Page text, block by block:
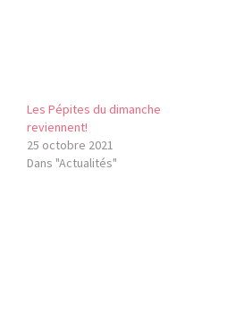
Les Pépites du dimanche
reviennent!
25 octobre 2021
Dans "Actualités"